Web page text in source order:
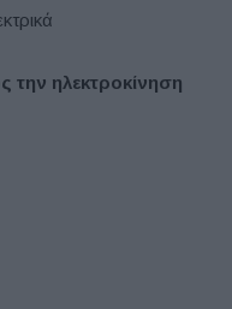
την ηλεκτροκίνηση